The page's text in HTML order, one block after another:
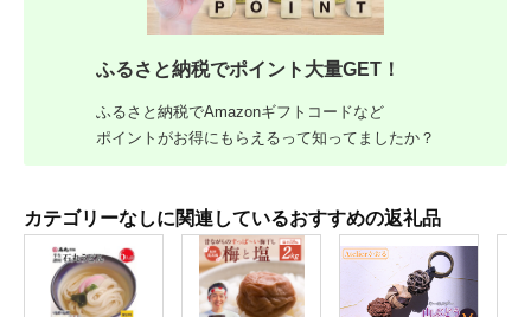
ふるさと納税でポイント大量GET！
ふるさと納税でAmazonギフトコードなど
ポイントがお得にもらえるって知ってましたか？
カテゴリーなしに関連しているおすすめの返礼品